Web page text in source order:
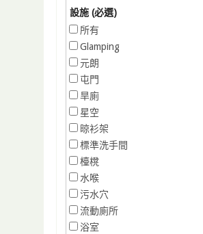
設施 (必選)
所有
Glamping
元朗
屯門
旱廁
星空
晾衫架
標準洗手間
檯櫈
水喉
污水穴
流動廁所
浴室